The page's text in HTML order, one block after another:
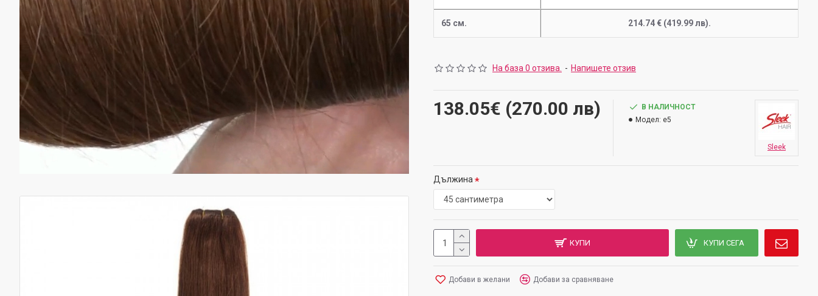
65 см. 214.74 € (419.99 лв).
На база 0 отзива. - Напишете отзив
138.05€ (270.00 лв)
В НАЛИЧНОСТ
Модел: e5
Sleek
Дължина
КУПИ КУПИ СЕГА
Добави в желани Добави за сравняване